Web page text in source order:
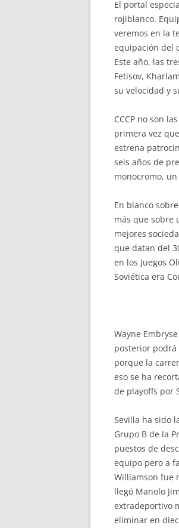
El portal
rojiblanco.
veremos en la
equipación del
Este año, las
Fetisov,
su velocidad y
CCCP no son
primera vez
estrena
seis años de
monocromo,
En blanco
más que sobre
mejores
que datan del
en los Juegos
Soviética era
Wayne
posterior
porque la
eso se ha
de playoffs por
Sevilla ha sido
Grupo B de la
puestos de
equipo pero a
Williamson fue
llegó Manolo
extradeportivo
eliminar en